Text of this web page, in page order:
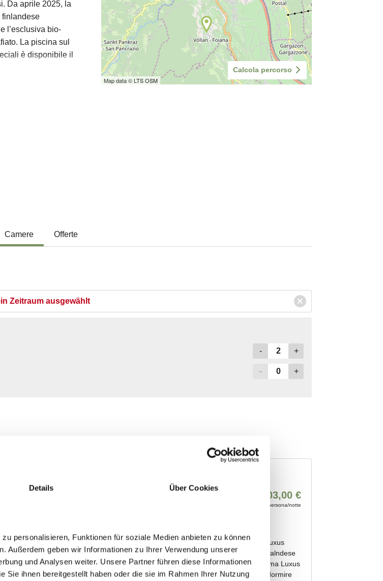
Details Über Cookies
personalisieren, Funktionen für soziale Medien anbieten zu können
Außerdem geben wir Informationen zu Ihrer Verwendung unserer
und Analysen weiter. Unsere Partner führen diese Informationen
Sie ihnen bereitgestellt haben oder die sie im Rahmen Ihrer Nutzung